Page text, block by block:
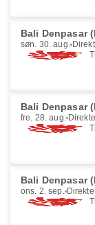
Bali Denpasar
søn. 30. aug.
Bali Denpasar
fre. 28. aug. Direkte
Bali Denpasar
ons. 2. sep. Direkte